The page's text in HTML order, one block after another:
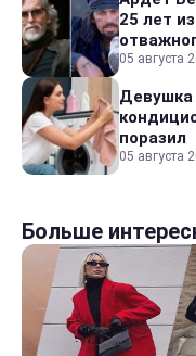
25 лет
05 августа
Девушка
поразил
05 августа
Больше